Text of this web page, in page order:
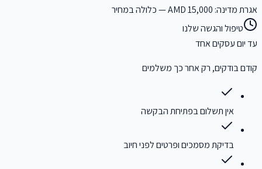
אגרת מדינה: 15,000 AMD — כלולה במחיר
טיפול והגשה שלנו
עד יום עסקים אחד
קודם בודקים, רק אחר כך משלמים
אין תשלום בפתיחת הבקשה
בדיקת מסמכים ופרטים לפני חיוב